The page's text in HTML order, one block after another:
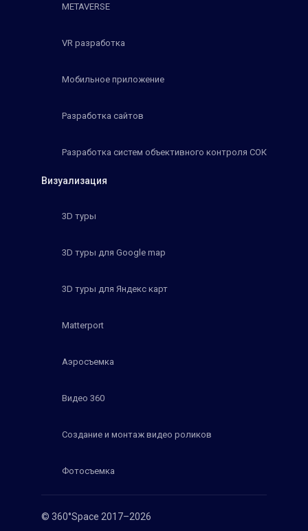
© 360°Space 2017–2026
METAVERSE
VR разработка
Мобильное приложение
Разработка сайтов
Разработка систем объективного контроля СОК
Визуализация
3D туры
3D туры для Google map
3D туры для Яндекс карт
Matterport
Аэросъемка
Видео 360
Создание и монтаж видео роликов
Фотосъемка